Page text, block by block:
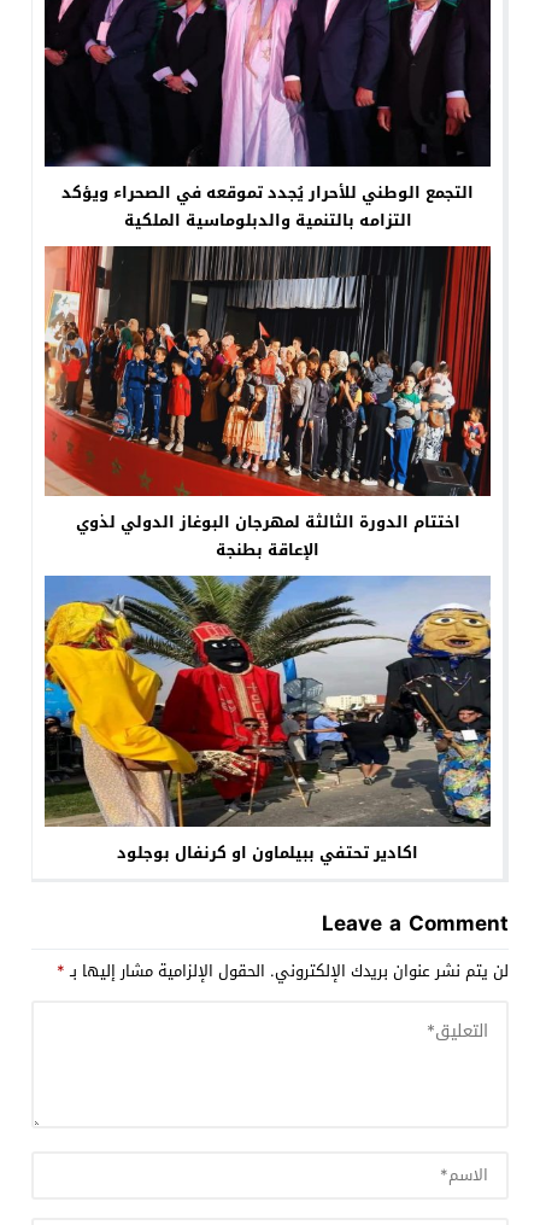
التجمع الوطني للأحرار يُجدد تموقعه في الصحراء ويؤكد
التزامه بالتنمية والدبلوماسية الملكية
اختتام الدورة الثالثة لمهرجان البوغاز الدولي لذوي
الإعاقة بطنجة
اكادير تحتفي ببيلماون او كرنفال بوجلود
Leave a Comment
لن يتم نشر عنوان بريدك الإلكتروني. الحقول الإلزامية مشار إليها بـ*